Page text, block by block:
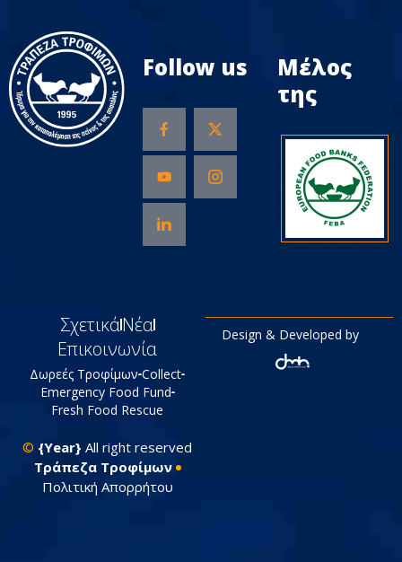
Follow us
Μέλος
της
ΣχετικάΝέα
Επικοινωνία
Δωρεές Τροφίμων Collect
Emergency Food Fund
Fresh Food Rescue
© {Year} All right reserved
Tράπεζα Τροφίμων
Πολιτική Απορρήτου
Design & Developed by